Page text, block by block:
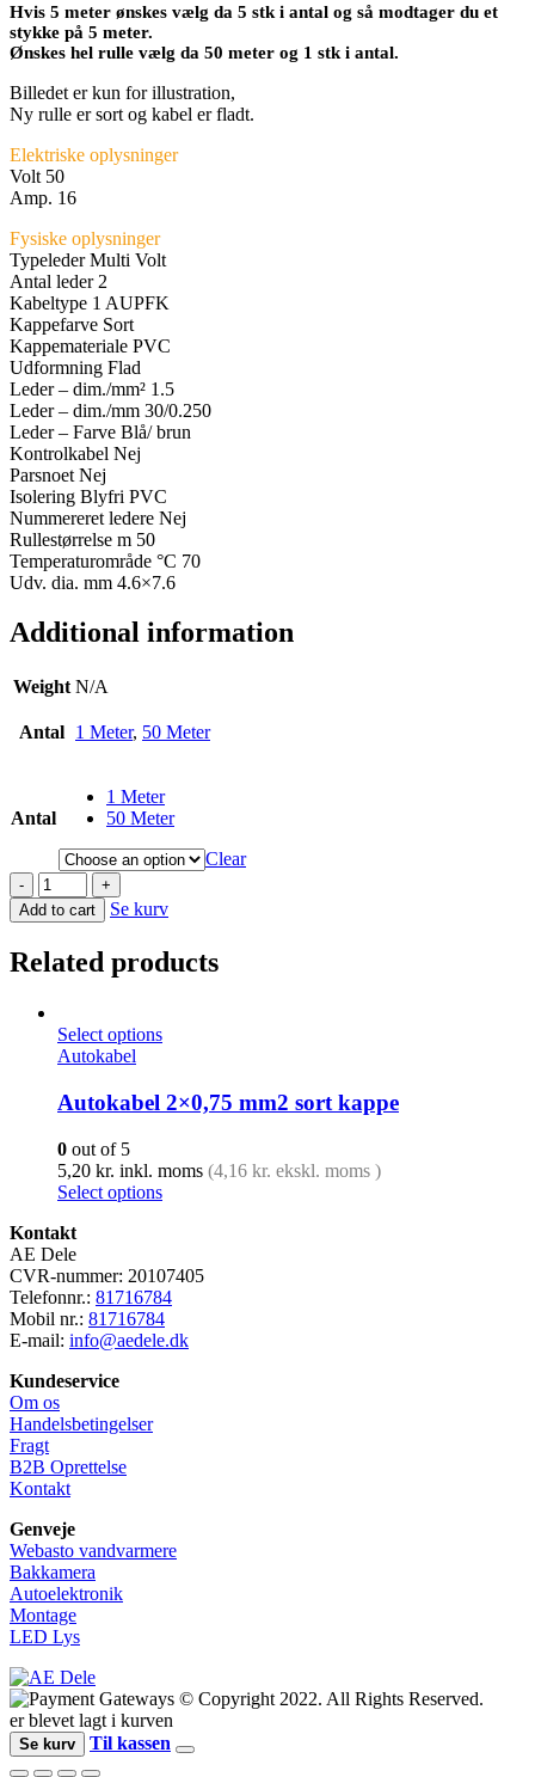
Hvis 5 meter ønskes vælg da 5 stk i antal og så modtager du et
stykke på 5 meter.
Ønskes hel rulle vælg da 50 meter og 1 stk i antal.
Billedet er kun for illustration,
Ny rulle er sort og kabel er fladt.
Elektriske oplysninger
Volt 50
Amp. 16
Fysiske oplysninger
Typeleder Multi Volt
Antal leder 2
Kabeltype 1 AUPFK
Kappefarve Sort
Kappemateriale PVC
Udformning Flad
Leder – dim./mm² 1.5
Leder – dim./mm 30/0.250
Leder – Farve Blå/ brun
Kontrolkabel Nej
Parsnoet Nej
Isolering Blyfri PVC
Nummereret ledere Nej
Rullestørrelse m 50
Temperaturområde °C 70
Udv. dia. mm 4.6×7.6
Additional information
Weight N/A
Antal 1 Meter, 50 Meter
Antal
1 Meter
50 Meter
Clear
-
+
Add to cart
Se kurv
Related products
Select options
Autokabel
Autokabel 2×0,75 mm2 sort kappe
0 out of 5
5,20 kr. inkl. moms (4,16 kr. ekskl. moms )
Select options
Kontakt
AE Dele
CVR-nummer: 20107405
Telefonnr.: 81716784
Mobil nr.: 81716784
E-mail: info@aedele.dk
Kundeservice
Om os
Handelsbetingelser
Fragt
B2B Oprettelse
Kontakt
Genveje
Webasto vandvarmere
Bakkamera
Autoelektronik
Montage
LED Lys
© Copyright 2022. All Rights Reserved.
er blevet lagt i kurven
Se kurv Til kassen